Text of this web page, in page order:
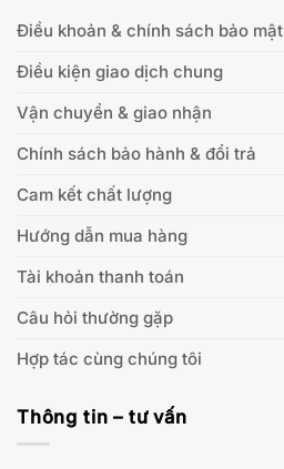
Điều khoản & chính sách bảo mật
Điều kiện giao dịch chung
Vận chuyển & giao nhận
Chính sách bảo hành & đổi trả
Cam kết chất lượng
Hướng dẫn mua hàng
Tài khoản thanh toán
Câu hỏi thường gặp
Hợp tác cùng chúng tôi
Thông tin – tư vấn